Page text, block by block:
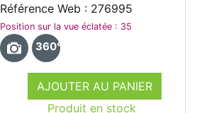
AJOUTER AU PANIER
Produit en stock
Référence Web : 276995
Position sur la vue éclatée : 35
360°